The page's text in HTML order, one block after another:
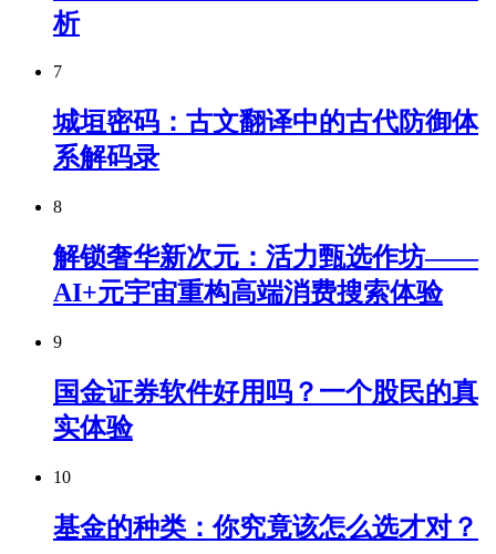
析
7
城垣密码：古文翻译中的古代防御体
系解码录
8
解锁奢华新次元：活力甄选作坊——
AI+元宇宙重构高端消费搜索体验
9
国金证券软件好用吗？一个股民的真
实体验
10
基金的种类：你究竟该怎么选才对？